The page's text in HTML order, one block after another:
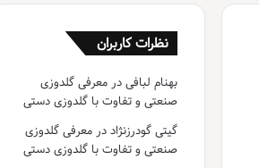
نظرات کاربران
بهنام لبافیدر معرفی گلدوزی
صنعتی و تفاوت با گلدوزی دستی
گیتی گودرزنژاددر معرفی گلدوزی
صنعتی و تفاوت با گلدوزی دستی